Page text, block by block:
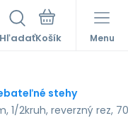
Hľadať Menu
stehy
1/2kruh, reverzný rez,